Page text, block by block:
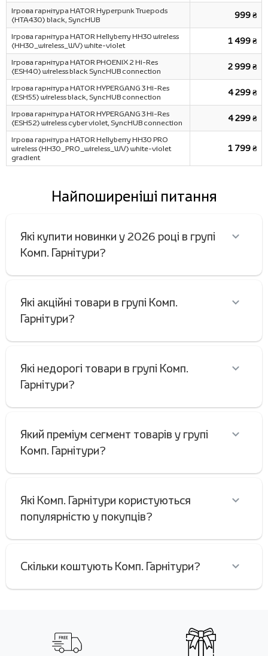
Ігрова гарнітура HATOR Hyреrpunk Truepods
(HTA430) black, SyncHUB
999 ₴
Ігрова гарнітура HATOR Hellyberry HH30 wireless
(HH30_wireless_WV) white-violet
1 499 ₴
Ігрова гарнітура HATOR PHOENIX 2 Hi-Res
(ESH40) wireless black SyncHUB connection
2 999 ₴
Ігрова гарнітура HATOR HYPERGANG 3 Hi-Res
(ESH55) wireless black, SyncHUB connection
4 299 ₴
Ігрова гарнітура HATOR HYPERGANG 3 Hi-Res
(ESH52) wireless cyber violet, SyncHUB connection
4 299 ₴
Ігрова гарнітура HATOR Hellyberry HH30 PRO
wireless (HH30_PRO_wireless_WV) white-violet
gradient
1 799 ₴
Найпоширеніші питання
Які купити новинки у 2026 році в групі
Комп. Гарнітури?
Які акційні товари в групі Комп.
Гарнітури?
Які недорогі товари в групі Комп.
Гарнітури?
Який преміум сегмент товарів у групі
Комп. Гарнітури?
Які Комп. Гарнітури користуються
популярністю у покупців?
Скільки коштують Комп. Гарнітури?